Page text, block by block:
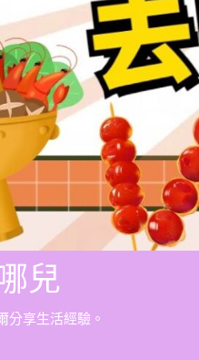
兒
分享生活經驗。